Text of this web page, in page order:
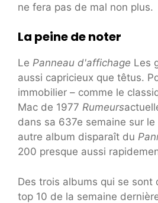
ne fera pas de mal non plus.
La peine de noter
Le Panneau d'affichage Les
aussi capricieux que têtus.
immobilier – comme le
Mac de 1977 Rumeurs
dans sa 637e semaine sur le
autre album disparaît du
200 presque aussi
Des trois albums qui se sont
top 10 de la semaine